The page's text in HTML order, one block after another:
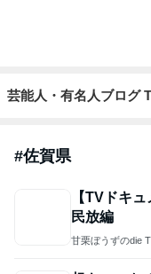
芸能人・有名人ブログ
#佐賀県
【TVドキ
民放編
甘栗ぼうずのdie